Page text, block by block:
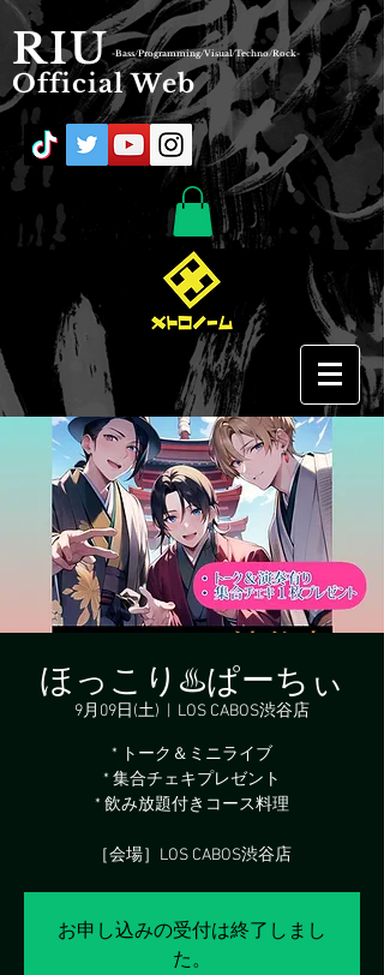
-Bass/Programming/Visual/Techno/Rock-
RIU
Official Web
ほっこり♨️ぱーちぃ
9月09日(土) LOS CABOS渋谷店
* トーク＆ミニライブ
* 集合チェキプレゼント
* 飲み放題付きコース料理
［会場］LOS CABOS渋谷店
お申し込みの受付は終了しまし
た。